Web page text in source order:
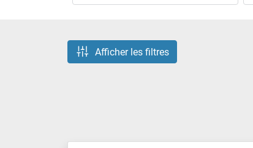
Afficher les filtres